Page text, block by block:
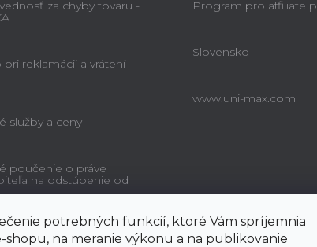
potrebných funkcií, ktoré Vám spríjemnia
shopu, na meranie výkonu a na publikovanie
za chyby tovaru -
pri reklamácii a vrátení
služby a ceny
poučenie o práve
na odstúpenie od
Program pro affiliate
Slovensko
www.uni-max.com